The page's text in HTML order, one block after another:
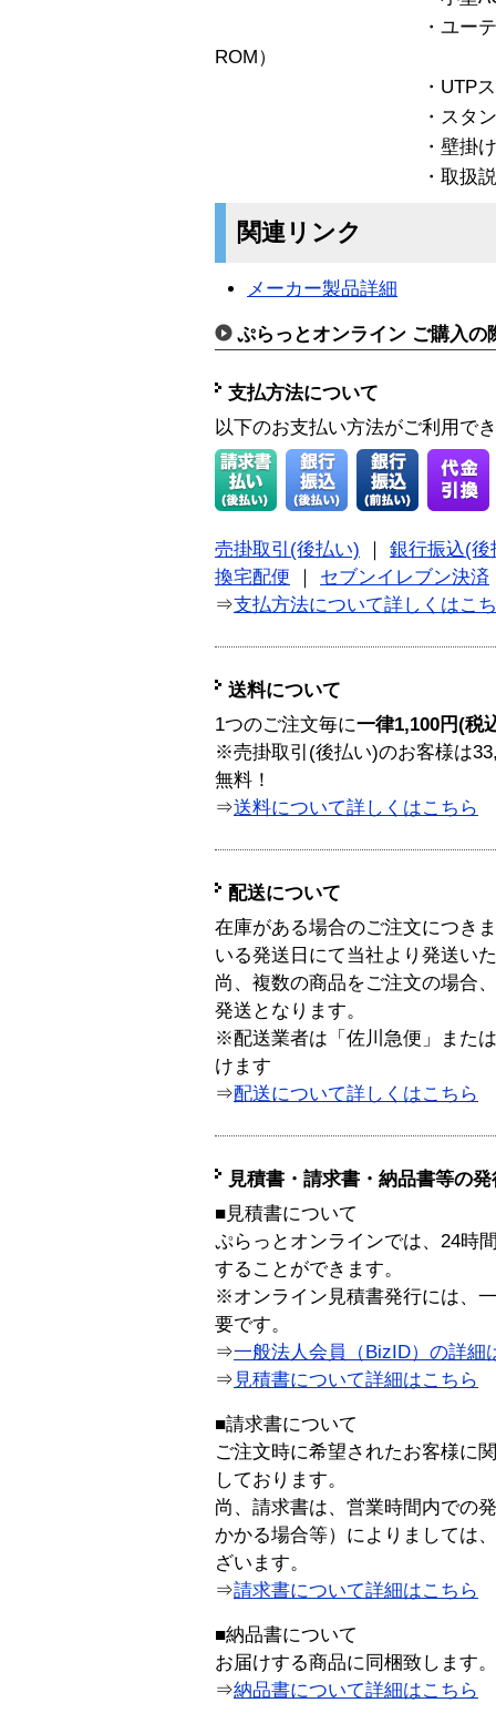
・ユーティリティ
ROM）
・UTPストレート
・スタンドキ
・壁掛けキ
・取扱説明書（
関連リンク
メーカー製品詳細
ぷらっとオンライン ご購入の
支払方法について
以下のお支払い方法がご利用で
売掛取引(後払い)
銀行振込(後
換宅配便
セブンイレブン決済
⇒支払方法について詳しくはこ
送料について
1つのご注文毎に一律1,100円(税
※売掛取引(後払い)のお客様は
無料！
⇒送料について詳しくはこちら
配送について
在庫がある場合のご注文につき
いる発送日にて当社より発送い
尚、複数の商品をご注文の場合
発送となります。
※配送業者は「佐川急便」また
けます
⇒配送について詳しくはこちら
見積書・請求書・納品書等の
■見積書について
ぷらっとオンラインでは、24時
することができます。
※オンライン見積書発行には、
要です。
⇒一般法人会員（BizID）の詳細
⇒ 見積書について詳細はこちら
■請求書について
ご注文時に希望されたお客様に
しております。
尚、請求書は、営業時間内での
かかる場合等）によりましては
ざいます。
⇒請求書について詳細はこちら
■納品書について
お届けする商品に同梱致します。
⇒納品書について詳細はこちら